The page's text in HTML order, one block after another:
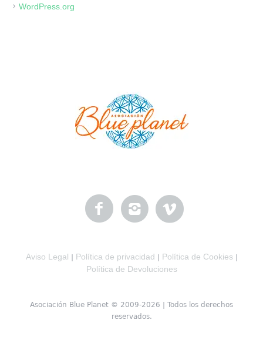
WordPress.org
Aviso Legal Política de privacidad Política de Cookies
Política de Devoluciones
Asociación Blue Planet © 2009-2026 | Todos los derechos
reservados.